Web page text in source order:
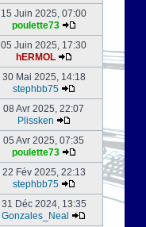
15 Juin 2025, 07:00
poulette73
05 Juin 2025, 17:30
hERMOL
30 Mai 2025, 14:18
stephbb75
08 Avr 2025, 22:07
Plissken
05 Avr 2025, 07:35
poulette73
22 Fév 2025, 22:13
stephbb75
31 Déc 2024, 13:35
Gonzales_Neal